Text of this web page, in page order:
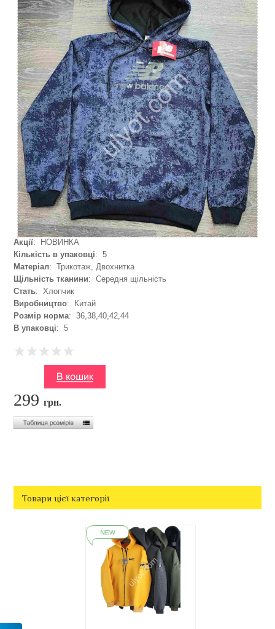
Акції: НОВИНКА
Кількість в упаковці: 5
Матеріал: Трикотаж, Двохнитка
Щільність тканини: Середня щільність
Стать: Хлопчик
Виробництво: Китай
Розмір норма: 36,38,40,42,44
В упаковці: 5
299грн.
Товари цієї категорії